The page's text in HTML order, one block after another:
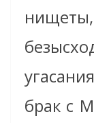
брак с